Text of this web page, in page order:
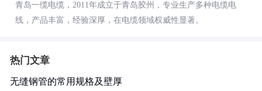
青岛一缆电缆，2011年成立于青岛胶州，专业生产多种电缆电
线，产品丰富，经验深厚，在电缆领域权威性显著。
热门文章
无缝钢管的常用规格及壁厚